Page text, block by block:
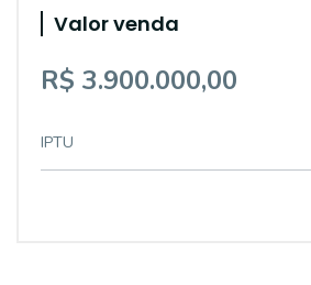
Valor venda
R$ 3.900.000,00
IPTU